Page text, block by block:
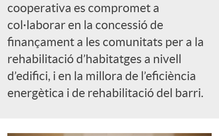
a
l
s
cooperativa es compromet a
col·laborar en la concessió de
finançament a les comunitats per a la
rehabilitació d’habitatges a nivell
d’edifici, i en la millora de l’eficiència
energètica i de rehabilitació del barri.